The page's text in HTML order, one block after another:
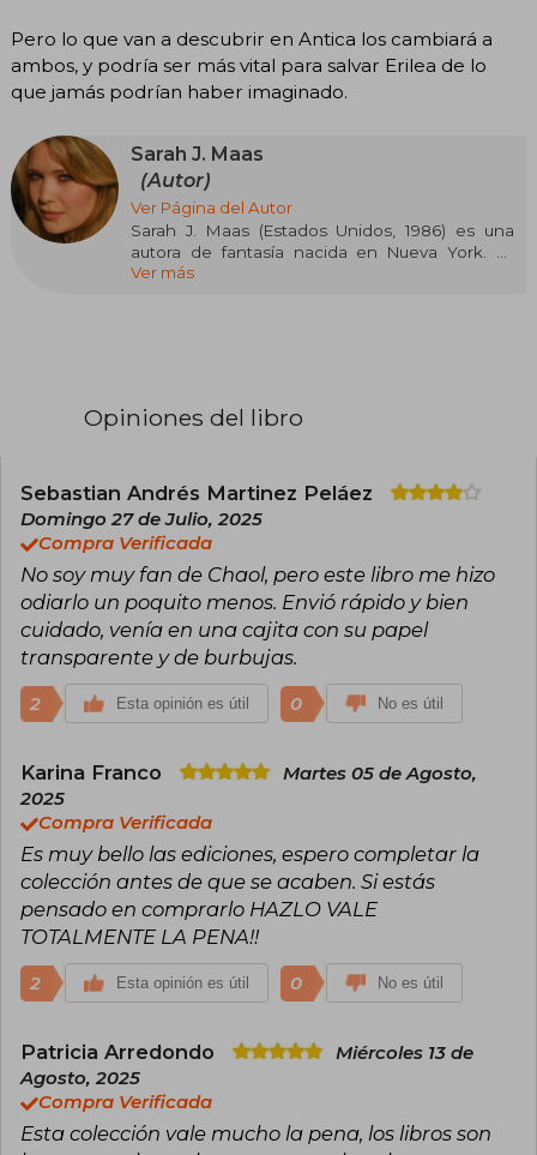
Pero lo que van a descubrir en Antica los cambiará a
ambos, y podría ser más vital para salvar Erilea de lo
que jamás podrían haber imaginado.
Sarah J. Maas
(Autor)
Ver Página del Autor
Sarah J. Maas (Estados Unidos, 1986) es una
autora de fantasía nacida en Nueva York. Es
conocida por la serie Throne of Glass, iniciada
capacidad de crear mundos complejos y
contribución al género de fantasía juvenil.
Neoyorquina de nacimiento, en la actualidad
vive en Pensilvania con su marido y su perro, y
cuenta con una comunidad de más de treinta
mil seguidores en Twitter y Facebook.
Ver más
Opiniones del libro
Sebastian Andrés Martinez Peláez
Domingo 27 de Julio, 2025
Compra Verificada
No soy muy fan de Chaol, pero este libro me hizo
odiarlo un poquito menos. Envió rápido y bien
cuidado, venía en una cajita con su papel
transparente y de burbujas.
2 Esta opinión es útil 0 No es útil
Karina Franco
Martes 05 de Agosto,
2025
Compra Verificada
Es muy bello las ediciones, espero completar la
colección antes de que se acaben. Si estás
pensado en comprarlo HAZLO VALE
TOTALMENTE LA PENA!!
2 Esta opinión es útil 0 No es útil
Patricia Arredondo
Miércoles 13 de
Agosto, 2025
Compra Verificada
Esta colección vale mucho la pena, los libros son